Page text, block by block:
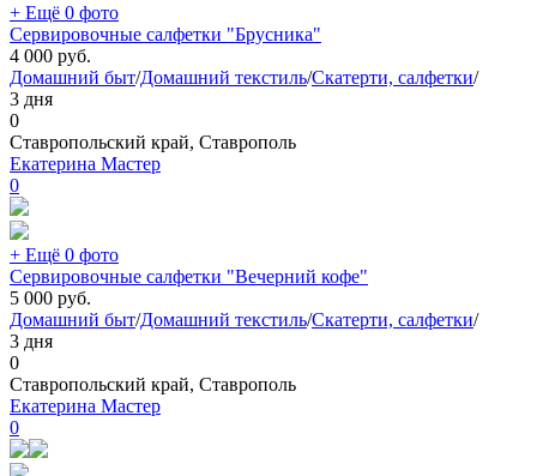
+ Ещё 0 фото
Сервировочные салфетки "Брусника"
4 000 руб.
Домашний быт/Домашний текстиль/Скатерти, салфетки/
3 дня
0
Ставропольский край, Ставрополь
Екатерина Мастер
0
+ Ещё 0 фото
Сервировочные салфетки "Вечерний кофе"
5 000 руб.
Домашний быт/Домашний текстиль/Скатерти, салфетки/
3 дня
0
Ставропольский край, Ставрополь
Екатерина Мастер
0